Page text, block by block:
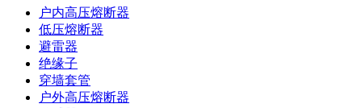
户内高压熔断器
低压熔断器
避雷器
绝缘子
穿墙套管
户外高压熔断器